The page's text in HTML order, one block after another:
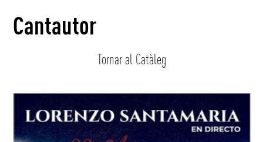
Cantautor
Tornar al Catàleg